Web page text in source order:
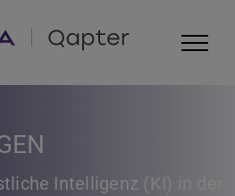
Intelligenz (KI) in der